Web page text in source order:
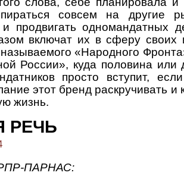
совсем на другие
продвигать одномандатных
включат их в сферу своих
«Народного
России», куда половина или
просто вступит,
этот бренд раскручивать и
жизнь.
РЕЧЬ
ПАРНАС: